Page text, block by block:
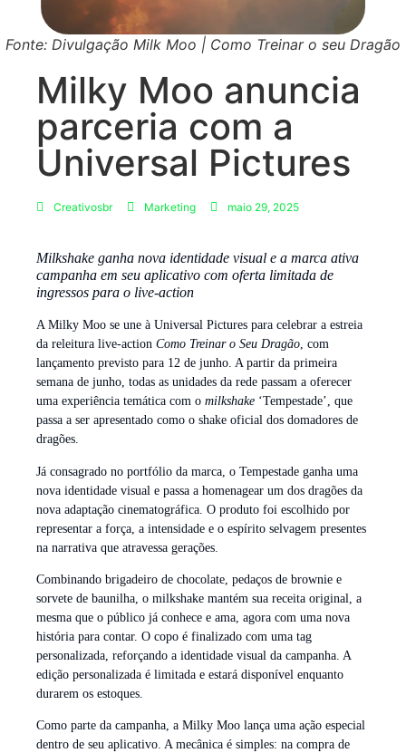
Fonte: Divulgação Milk Moo | Como Treinar o seu Dragão
Milky Moo anuncia
parceria com a
Universal Pictures
Creativosbr Marketing maio 29, 2025
Milkshake ganha nova identidade visual e a marca ativa
campanha em seu aplicativo com oferta limitada de
ingressos para o live-action
A Milky Moo se une à Universal Pictures para celebrar a estreia
da releitura live-action Como Treinar o Seu Dragão, com
lançamento previsto para 12 de junho. A partir da primeira
semana de junho, todas as unidades da rede passam a oferecer
uma experiência temática com o milkshake ‘Tempestade’, que
passa a ser apresentado como o shake oficial dos domadores de
dragões.
Já consagrado no portfólio da marca, o Tempestade ganha uma
nova identidade visual e passa a homenagear um dos dragões da
nova adaptação cinematográfica. O produto foi escolhido por
representar a força, a intensidade e o espírito selvagem presentes
na narrativa que atravessa gerações.
Combinando brigadeiro de chocolate, pedaços de brownie e
sorvete de baunilha, o milkshake mantém sua receita original, a
mesma que o público já conhece e ama, agora com uma nova
história para contar. O copo é finalizado com uma tag
personalizada, reforçando a identidade visual da campanha. A
edição personalizada é limitada e estará disponível enquanto
durarem os estoques.
Como parte da campanha, a Milky Moo lança uma ação especial
dentro de seu aplicativo. A mecânica é simples: na compra de